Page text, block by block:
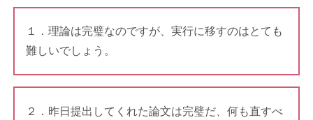
１．理論は完璧なのですが、実行に移すのはとても
難しいでしょう。
２．昨日提出してくれた論文は完璧だ、何も直すべ